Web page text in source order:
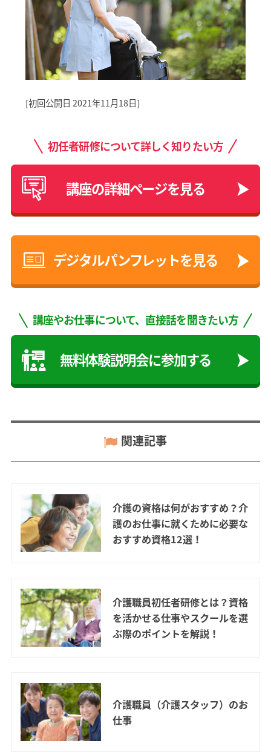
[初回公開日 2021年11月18日]
初任者研修について詳しく知りたい方
講座の詳細ページを見る
デジタルパンフレットを見る
講座やお仕事について、直接話を聞きたい方
無料体験説明会に参加する
関連記事
介護の資格は何がおすすめ？介
護のお仕事に就くために必要な
おすすめ資格12選！
介護職員初任者研修とは？資格
を活かせる仕事やスクールを選
ぶ際のポイントを解説！
介護職員（介護スタッフ）のお
仕事